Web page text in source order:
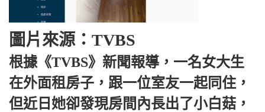
圖片來源：TVBS
根據《TVBS》新聞報導，一名女大生
在外面租房子，跟一位室友一起同住，
但近日她卻發現房間內長出了小白菇，